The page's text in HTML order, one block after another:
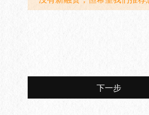
下一步